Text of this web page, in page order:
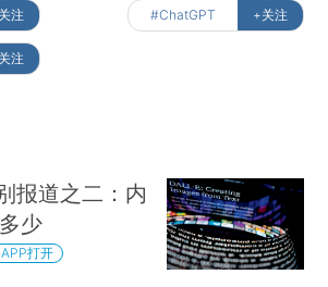
注 #ChatGPT +关注
注
报道之二：内
少
APP打开